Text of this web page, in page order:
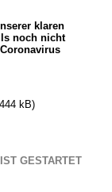
klaren
noch nicht
kB)
GESTARTET